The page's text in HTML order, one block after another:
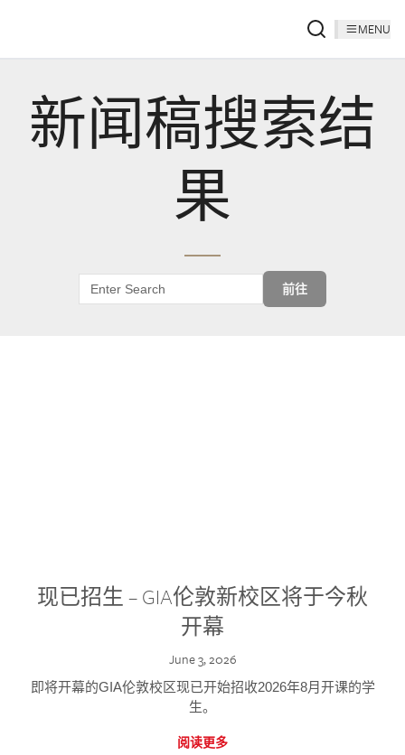
MENU
新闻稿搜索结
果
前往
现已招生 – GIA伦敦新校区将于今秋
开幕
June 3, 2026
即将开幕的GIA伦敦校区现已开始招收2026年8月开课的学
生。
阅读更多